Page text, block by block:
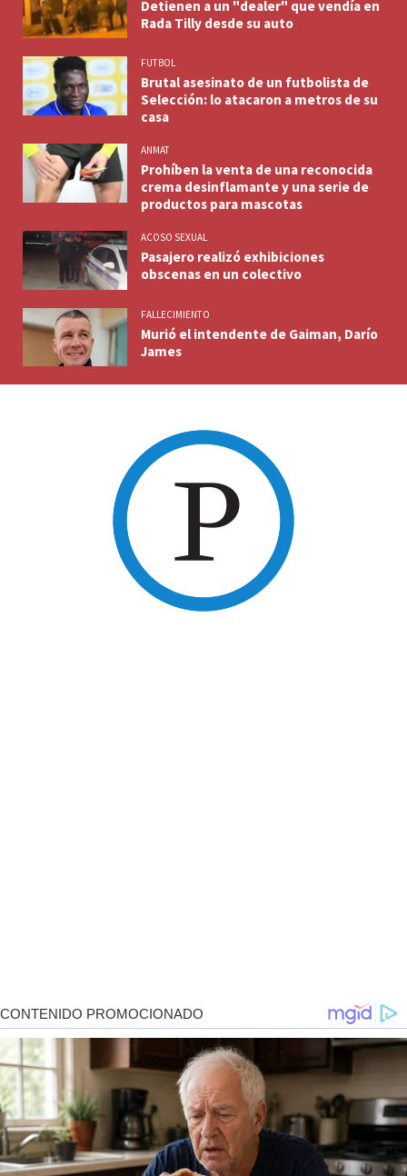
Detienen a un "dealer" que vendía en
Rada Tilly desde su auto
FUTBOL
Brutal asesinato de un futbolista de
Selección: lo atacaron a metros de su
casa
ANMAT
Prohíben la venta de una reconocida
crema desinflamante y una serie de
productos para mascotas
ACOSO SEXUAL
Pasajero realizó exhibiciones
obscenas en un colectivo
FALLECIMIENTO
Murió el intendente de Gaiman, Darío
James